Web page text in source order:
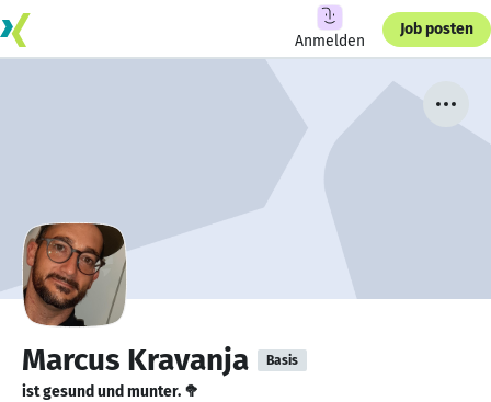
Anmelden
Job posten
Marcus Kravanja Basis
ist gesund und munter. 🥦